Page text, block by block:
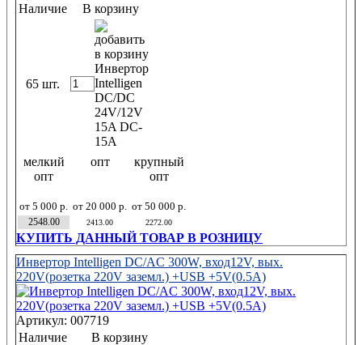
Наличие
В корзину
65 шт.
мелкий
опт
от 5 000 р.
опт
от 20 000 р.
крупный
опт
от 50 000 р.
2548.00
2413.00 2272.00
КУПИТЬ ДАННЫЙ ТОВАР В РОЗНИЦУ
Инвертор Intelligen DC/AC 300W, вход12V, вых.
220V(розетка 220V заземл.) +USB +5V(0.5A)
Артикул: 007719
Наличие
В корзину